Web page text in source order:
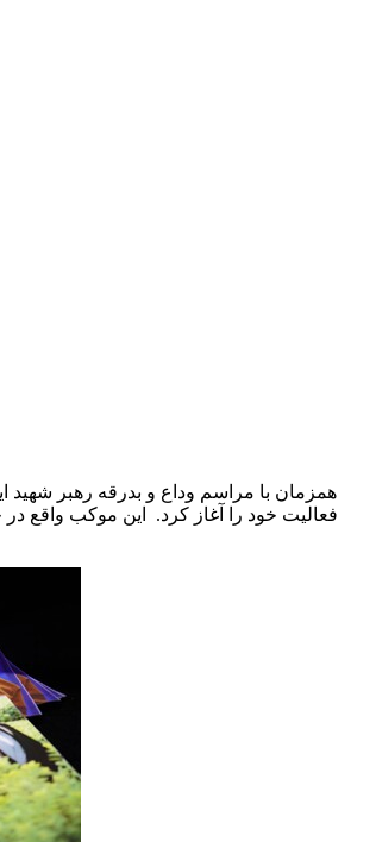
همزمان با مراسم وداع و بدرقه رهبر شهید